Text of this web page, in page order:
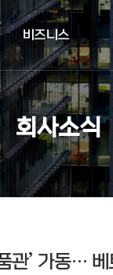
비즈니스
회사소식
관’ 가동…